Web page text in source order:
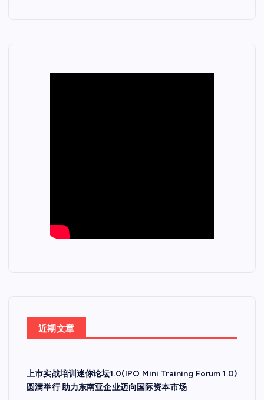
近期文章
上市实战培训迷你论坛1.0(IPO Mini Training Forum 1.0)
圆满举行 助力东南亚企业迈向国际资本市场